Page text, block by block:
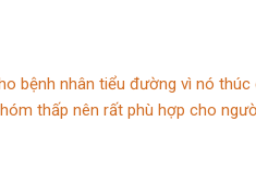
bệnh nhân tiểu đường vì nó
thấp nên rất phù hợp cho